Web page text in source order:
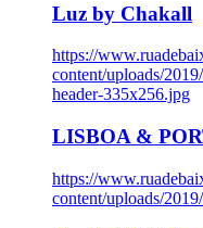
Luz by Chakall
https://
content/uploads/
header-335x256.jpg
LISBOA &
https://
content/uploads/